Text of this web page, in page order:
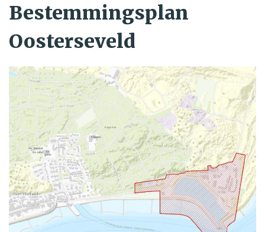
Bestemmingsplan
Oosterseveld